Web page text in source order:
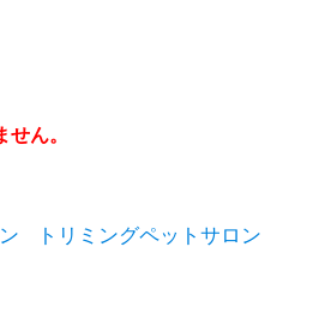
ん。
トリミングペットサロン